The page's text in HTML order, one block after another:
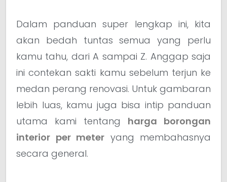
Dalam panduan super lengkap ini, kita
akan bedah tuntas semua yang perlu
kamu tahu, dari A sampai Z. Anggap saja
ini contekan sakti kamu sebelum terjun ke
medan perang renovasi. Untuk gambaran
lebih luas, kamu juga bisa intip panduan
utama kami tentang harga borongan
interior per meter yang membahasnya
secara general.